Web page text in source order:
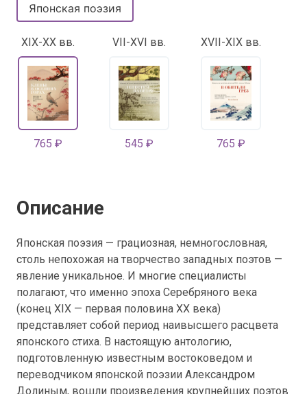
Японская поэзия
XIX-XX вв.
765 ₽
VII-XVI вв.
545 ₽
XVII-XIX вв.
765 ₽
Описание
Японская поэзия — грациозная, немногословная,
столь непохожая на творчество западных поэтов —
явление уникальное. И многие специалисты
полагают, что именно эпоха Серебряного века
(конец XIX — первая половина XX века)
представляет собой период наивысшего расцвета
японского стиха. В настоящую антологию,
подготовленную известным востоковедом и
переводчиком японской поэзии Александром
Долиным, вошли произведения крупнейших поэтов